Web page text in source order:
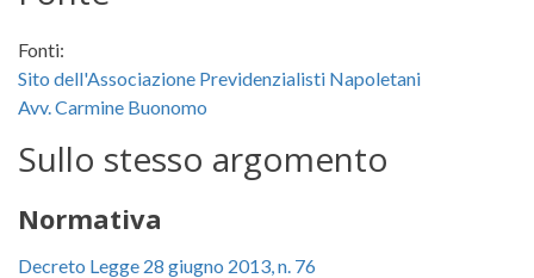
Fonti:
Sito dell'Associazione Previdenzialisti Napoletani
Avv. Carmine Buonomo
Sullo stesso argomento
Normativa
Decreto Legge 28 giugno 2013, n. 76